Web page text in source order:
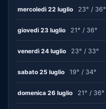
mercoledì 22 luglio 23° / 36°
giovedì 23 luglio 21° / 36°
venerdì 24 luglio 23° / 33°
sabato 25 luglio 19° / 34°
domenica 26 luglio 21° / 36°